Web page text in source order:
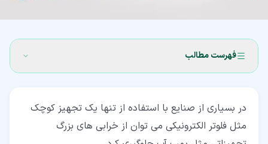
فهرست مطالب
۲‏- علت اهمیت استفاده از فلوتر الکترونیکی چیست؟
۳‏- کاربرد فلوترهای الکترونیکی
در بسیاری از صنایع با استفاده از تنها یک تجهیز کوچک
مثل فلوتر الکترونیکی می توان از خرابی های بزرگ